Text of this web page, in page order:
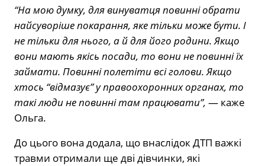
“На мою думку, для винуватця повинні обрати
найсуворіше покарання, яке тільки може бути. І
не тільки для нього, а й для його родини. Якщо
вони мають якісь посади, то вони не повинні їх
займати. Повинні полетіти всі голови. Якщо
хтось “відмазує” у правоохоронних органах, то
такі люди не повинні там працювати”, — каже
Ольга.
До цього вона додала, що внаслідок ДТП важкі
травми отримали ще дві дівчинки, які